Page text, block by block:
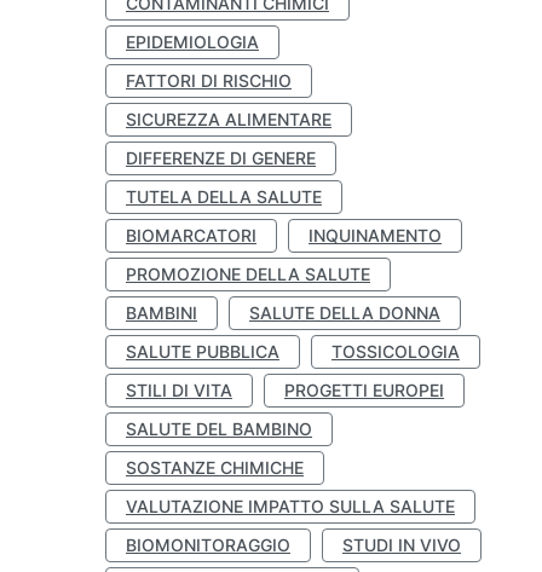
EPIDEMIOLOGIA
FATTORI DI RISCHIO
SICUREZZA ALIMENTARE
DIFFERENZE DI GENERE
TUTELA DELLA SALUTE
BIOMARCATORI
INQUINAMENTO
PROMOZIONE DELLA SALUTE
BAMBINI
SALUTE DELLA DONNA
SALUTE PUBBLICA
TOSSICOLOGIA
STILI DI VITA
PROGETTI EUROPEI
SALUTE DEL BAMBINO
SOSTANZE CHIMICHE
VALUTAZIONE IMPATTO SULLA SALUTE
BIOMONITORAGGIO
STUDI IN VIVO